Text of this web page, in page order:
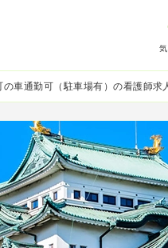
の車通勤可（駐車場有）の看護師求